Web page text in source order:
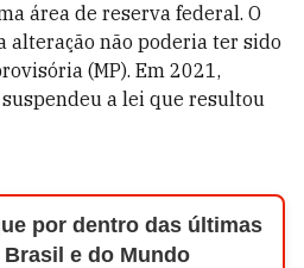
área de reserva federal. O
alteração não poderia ter sido
(MP). Em 2021,
a lei que resultou
por dentro das últimas
e do Mundo